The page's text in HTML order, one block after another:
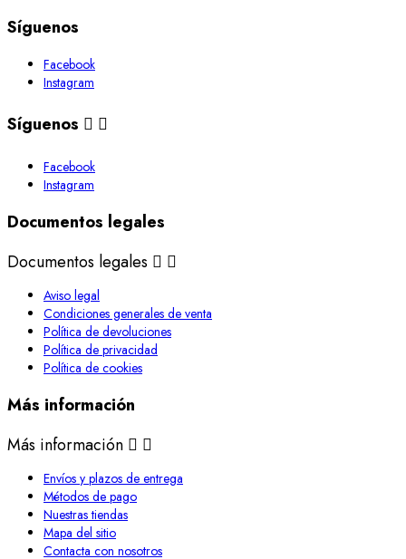
Síguenos
Facebook
Instagram
Síguenos  
Facebook
Instagram
Documentos legales
Documentos legales  
Aviso legal
Condiciones generales de venta
Política de devoluciones
Política de privacidad
Política de cookies
Más información
Más información  
Envíos y plazos de entrega
Métodos de pago
Nuestras tiendas
Mapa del sitio
Contacta con nosotros